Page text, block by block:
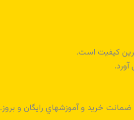
کیفیت است.
ضمانت خريد و آموزشهاي رايگان و بروز.